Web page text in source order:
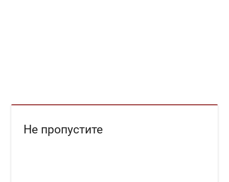
Не пропустите